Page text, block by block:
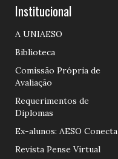
Institucional
A UNIAESO
Biblioteca
Comissão Própria de
Avaliação
Requerimentos de
Diplomas
Ex-alunos: AESO Conecta
Revista Pense Virtual